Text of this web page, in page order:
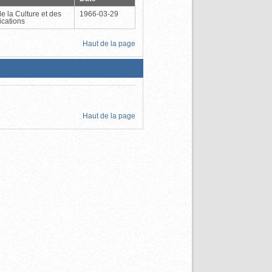
la Culture et des
1966-03-29
Haut de la page
Haut de la page